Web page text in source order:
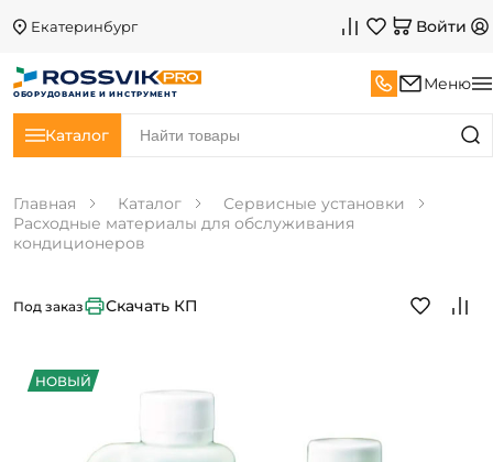
Екатеринбург Войти
ОБОРУДОВАНИЕ И ИНСТРУМЕНТ
Меню
Каталог
Главная Каталог
Сервисные установки
Расходные материалы для обслуживания
кондиционеров
НОВЫЙ
Под заказ Скачать КП